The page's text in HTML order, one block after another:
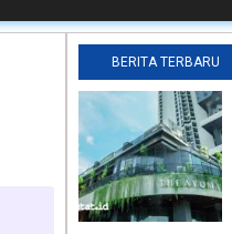
BERITA TERBARU